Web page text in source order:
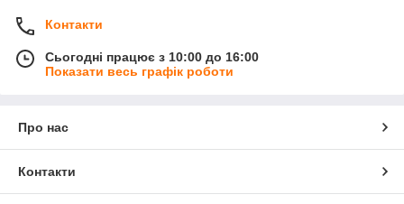
Контакти
Сьогодні працює з 10:00 до 16:00
Показати весь графік роботи
Про нас
Контакти